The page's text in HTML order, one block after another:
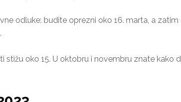
odluke: budite oprezni oko 16. marta, a zatim
stižu oko 15. U oktobru i novembru znate kako